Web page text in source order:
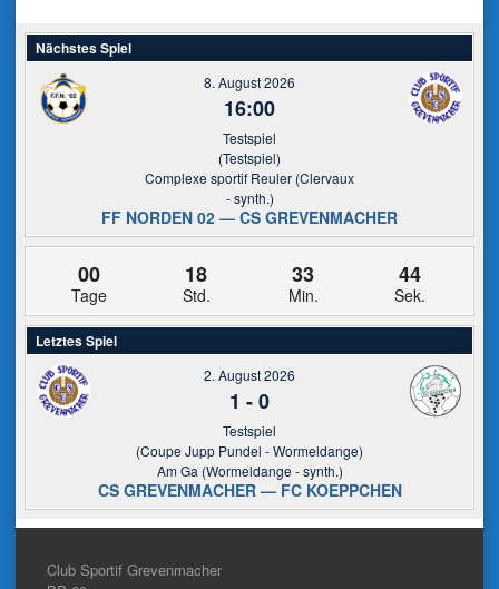
Nächstes Spiel
8. August 2026
16:00
Testspiel
(Testspiel)
Complexe sportif Reuler (Clervaux
- synth.)
FF NORDEN 02 — CS GREVENMACHER
00
Tage
18
Std.
33
Min.
44
Sek.
Letztes Spiel
2. August 2026
1 -0
Testspiel
(Coupe Jupp Pundel - Wormeldange)
Am Ga (Wormeldange - synth.)
CS GREVENMACHER — FC KOEPPCHEN
Club Sportif Grevenmacher